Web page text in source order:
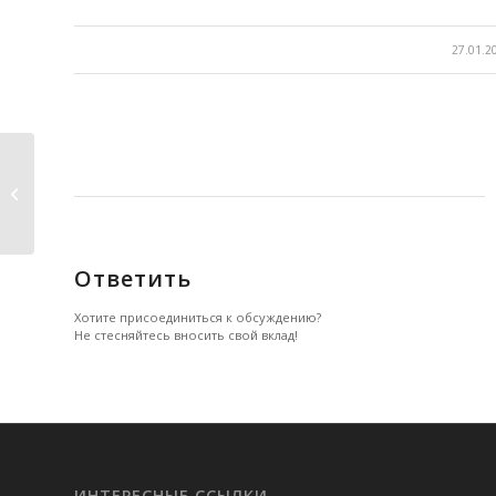
/
Ответить
Хотите присоединиться к обсуждению?
Не стесняйтесь вносить свой вклад!
Стремление жить легко.